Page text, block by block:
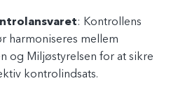
: Kontrollens
harmoniseres mellem
og Miljøstyrelsen for at sikre
kontrolindsats.